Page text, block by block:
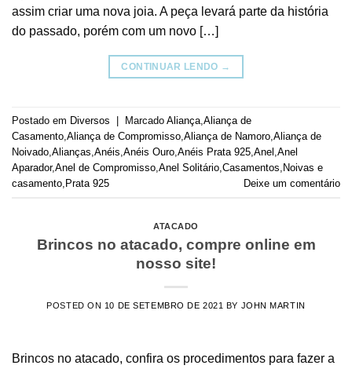
assim criar uma nova joia. A peça levará parte da história
do passado, porém com um novo […]
CONTINUAR LENDO →
Postado em Diversos | Marcado Aliança Aliança de
Casamento Aliança de Compromisso Aliança de Namoro Aliança de
Noivado Alianças Anéis Anéis Ouro Anéis Prata 925 Anel Anel
Aparador,Anel de Compromisso Anel Solitário Casamentos Noivas e
casamento Prata 925 Deixe um comentário
ATACADO
Brincos no atacado, compre online em
nosso site!
POSTED ON 10 DE SETEMBRO DE 2021 BY JOHN MARTIN
Brincos no atacado, confira os procedimentos para fazer a